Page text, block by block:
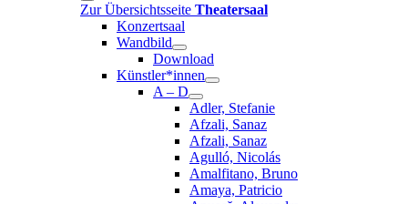
Zur Übersichtsseite Theatersaal
Konzertsaal
Wandbild
Download
Künstler*innen
A – D
Adler, Stefanie
Afzali, Sanaz
Afzali, Sanaz
Agulló, Nicolás
Amalfitano, Bruno
Amaya, Patricio